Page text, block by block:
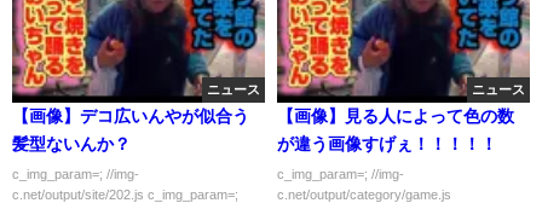
ニュース
【画像】デコ広いんやが似合う
髪型ないんか？
c_img_param=; //img-
c.net/output/site/202.js c_img_param=;
ニュース
【画像】見る人によって色の数
が違う画像すげぇ！！！！！
c_img_param=; //img-
c.net/output/category/game.js